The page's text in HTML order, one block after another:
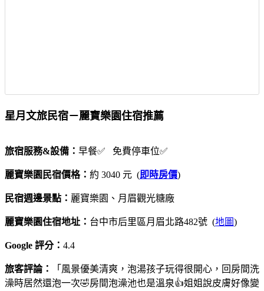
星月文旅民宿－麗寶樂園住宿推薦
旅宿服務&設備： 早餐✅ 免費停車位✅
麗寶樂園民宿價格： 約 3040 元 (即時房價)
民宿週邊景點： 麗寶樂園、月眉觀光糖廠
麗寶樂園住宿地址： 台中市后里區月眉北路482號 (地圖)
Google 評分： 4.4
旅客評論：
「風景優美清爽，泡湯孩子玩得很開心，回房間洗
澡時居然還泡一次🤣房間泡澡池也是溫泉👍姐姐說皮膚好像變